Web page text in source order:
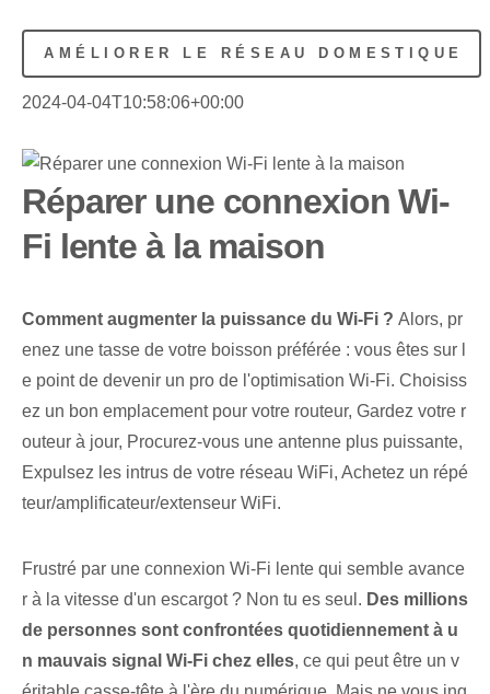
AMÉLIORER LE RÉSEAU DOMESTIQUE
2024-04-04T10:58:06+00:00
Réparer une connexion Wi-
Fi lente à la maison
Comment augmenter la puissance du Wi-Fi ? Alors, pr
enez une tasse de votre boisson préférée : vous êtes sur l
e point de devenir un pro de l'optimisation Wi-Fi. Choisiss
ez un bon emplacement pour votre routeur, Gardez votre r
outeur à jour, Procurez-vous une antenne plus puissante,
Expulsez les intrus de votre réseau WiFi, Achetez un répé
teur/amplificateur/extenseur WiFi.
Frustré par une connexion Wi-Fi lente qui semble avance
r à la vitesse d'un escargot ? ‍Non⁣ tu es seul. Des millions
de personnes sont confrontées quotidiennement à u
n mauvais signal Wi-Fi chez elles, ce qui peut être un v